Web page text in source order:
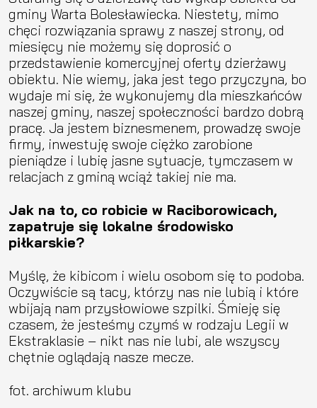
gminy Warta Bolesławiecka. Niestety, mimo
chęci rozwiązania sprawy z naszej strony, od
miesięcy nie możemy się doprosić o
przedstawienie komercyjnej oferty dzierżawy
obiektu. Nie wiemy, jaka jest tego przyczyna, bo
wydaje mi się, że wykonujemy dla mieszkańców
naszej gminy, naszej społeczności bardzo dobrą
pracę. Ja jestem biznesmenem, prowadzę swoje
firmy, inwestuję swoje ciężko zarobione
pieniądze i lubię jasne sytuacje, tymczasem w
relacjach z gminą wciąż takiej nie ma.
Jak na to, co robicie w Raciborowicach,
zapatruje się lokalne środowisko
piłkarskie?
Myślę, że kibicom i wielu osobom się to podoba.
Oczywiście są tacy, którzy nas nie lubią i które
wbijają nam przysłowiowe szpilki. Śmieję się
czasem, że jesteśmy czymś w rodzaju Legii w
Ekstraklasie – nikt nas nie lubi, ale wszyscy
chętnie oglądają nasze mecze.
fot. archiwum klubu